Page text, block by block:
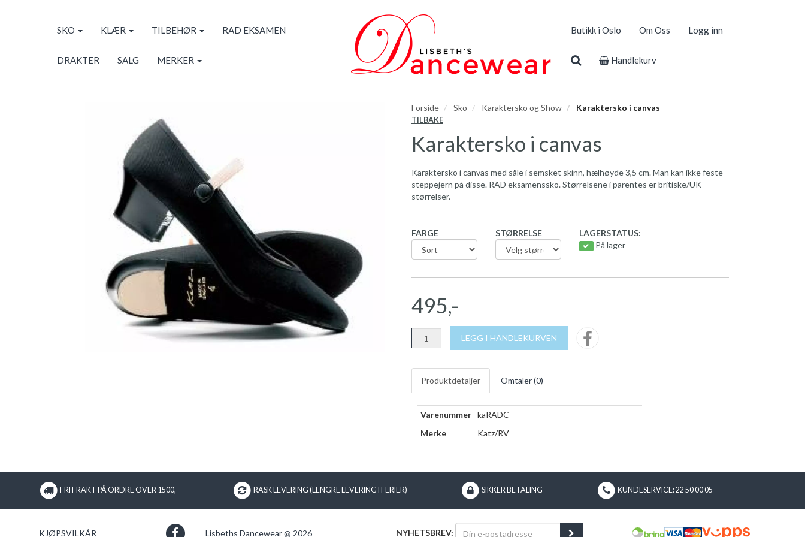
SKO KLÆR TILBEHØR RAD EKSAMEN
DRAKTER SALG MERKER
Butikk i Oslo Om Oss Logg inn
Handlekurv
Forside Sko Karaktersko og Show Karaktersko i canvas
TILBAKE
Karaktersko i canvas
Karaktersko i canvas med såle i semsket skinn, hælhøyde 3,5 cm. Man kan ikke feste
steppejern på disse. RAD eksamenssko. Størrelsene i parentes er britiske/UK
størrelser.
FARGE STØRRELSE
LAGERSTATUS:
På lager
495,-
LEGG I HANDLEKURVEN
Produktdetaljer Omtaler (0)
Varenummer kaRADC
Merke
Katz/RV
FRI FRAKT PÅ ORDRE OVER 1500,- RASK LEVERING (LENGRE LEVERING I FERIER) SIKKER BETALING KUNDESERVICE: 22 50 00 05
KJØPSVILKÅR Lisbeths Dancewear @ 2026 NYHETSBREV: